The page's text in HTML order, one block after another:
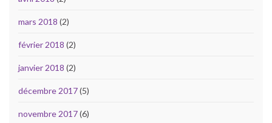
mars 2018 (2)
février 2018 (2)
janvier 2018 (2)
décembre 2017(5)
novembre 2017(6)